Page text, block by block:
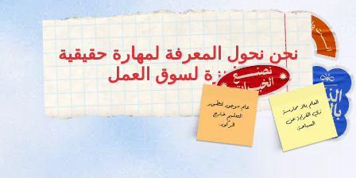
نحن نحول المعرفة لمهارة حقيقية
جاهزة لسوق العمل